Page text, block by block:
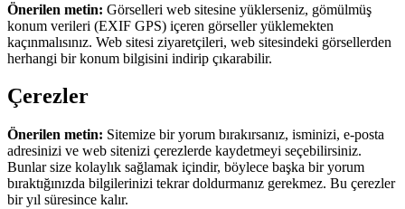
Önerilen metin: Görselleri web sitesine yüklerseniz, gömülmüş
konum verileri (EXIF GPS) içeren görseller yüklemekten
kaçınmalısınız. Web sitesi ziyaretçileri, web sitesindeki görsellerden
herhangi bir konum bilgisini indirip çıkarabilir.
Çerezler
Önerilen metin: Sitemize bir yorum bırakırsanız, isminizi, e-posta
adresinizi ve web sitenizi çerezlerde kaydetmeyi seçebilirsiniz.
Bunlar size kolaylık sağlamak içindir, böylece başka bir yorum
bıraktığınızda bilgilerinizi tekrar doldurmanız gerekmez. Bu çerezler
bir yıl süresince kalır.